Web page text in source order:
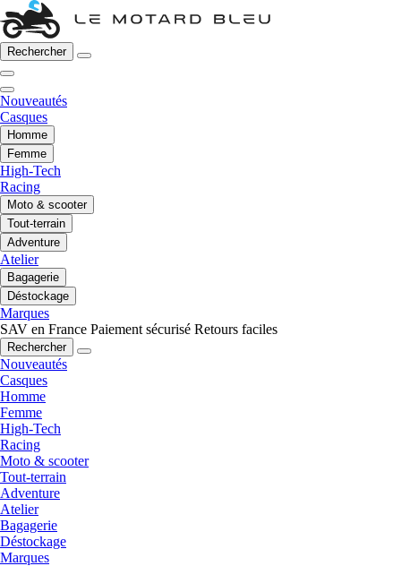
Rechercher
Nouveautés
Casques
Homme
Femme
High-Tech
Racing
Moto & scooter
Tout-terrain
Adventure
Atelier
Bagagerie
Déstockage
Marques
SAV en France Paiement sécurisé Retours faciles
Rechercher
Nouveautés
Casques
Homme
Femme
High-Tech
Racing
Moto & scooter
Tout-terrain
Adventure
Atelier
Bagagerie
Déstockage
Marques